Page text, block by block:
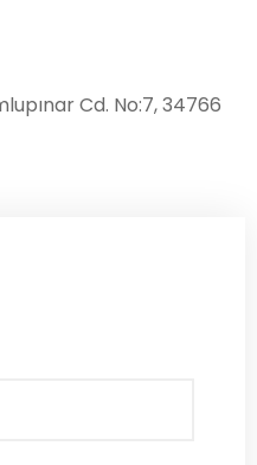
Cd. No:7, 34766